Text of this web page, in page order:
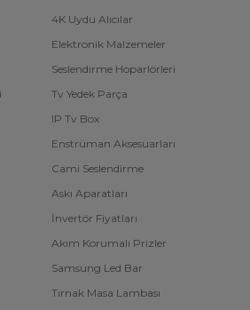
4K Uydu Alıcılar
Elektronik Malzemeler
Seslendirme Hoparlörleri
Tv Yedek Parça
IP Tv Box
Enstrüman Aksesuarları
Cami Seslendirme
Askı Aparatları
İnvertör Fiyatları
Akım Korumalı Prizler
Samsung Led Bar
Tırnak Masa Lambası